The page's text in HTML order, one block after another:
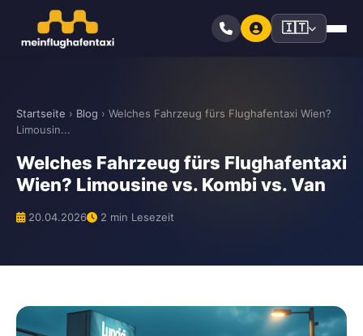
🇮🇹
Startseite › Blog › Welches Fahrzeug fürs Flughafentaxi Wien?
Limousin...
Welches Fahrzeug fürs Flughafentaxi
Wien? Limousine vs. Kombi vs. Van
20.04.2026 2 min Lesezeit